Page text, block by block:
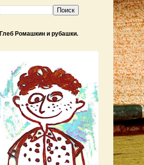
Глеб Ромашкин и рубашки.